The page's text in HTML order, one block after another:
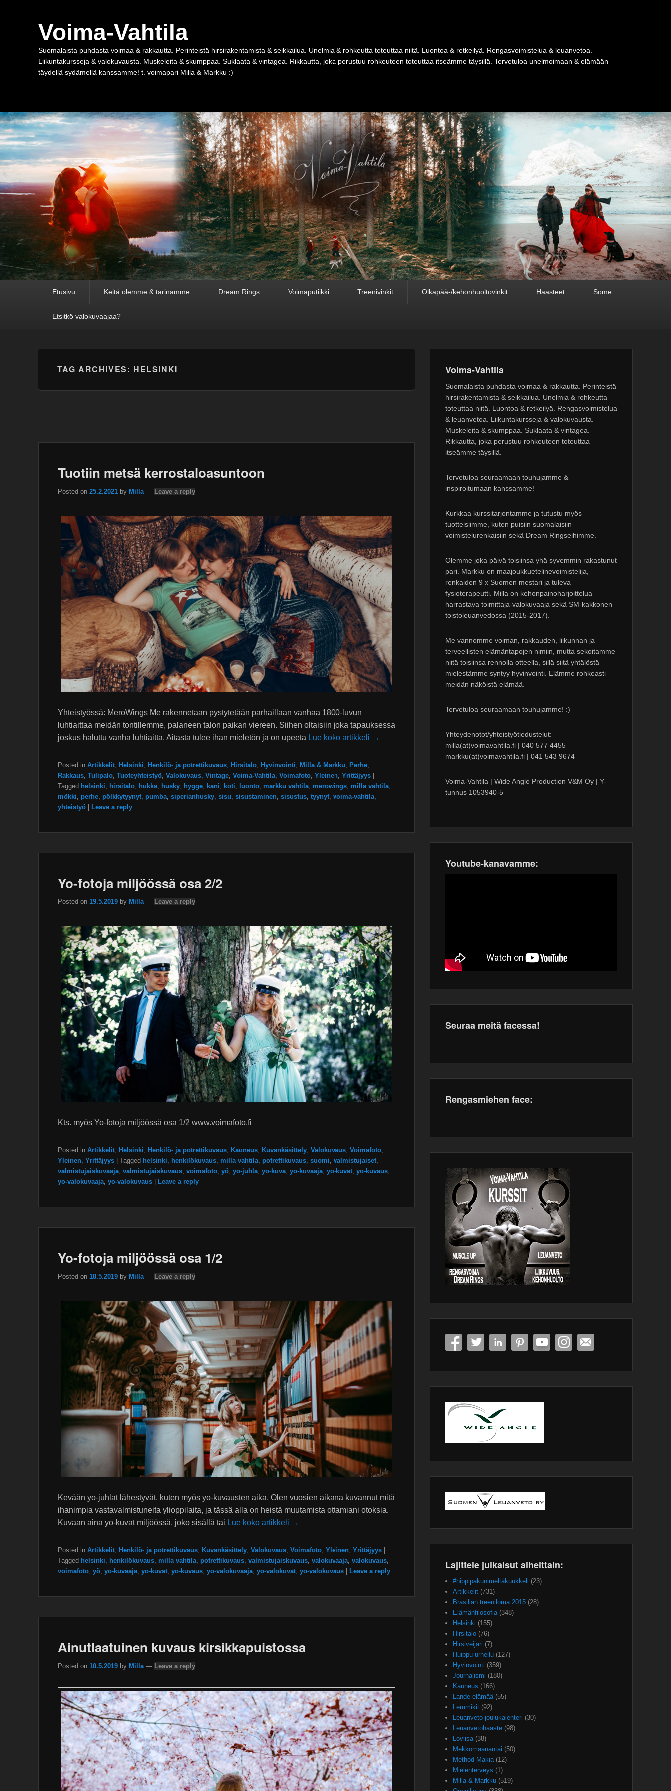
Voima-Vahtila
Suomalaista puhdasta voimaa & rakkautta. Perinteistä hirsirakentamista & seikkailua. Unelmia & rohkeutta toteuttaa niitä. Luontoa & retkeilyä. Rengasvoimistelua & leuanvetoa.
Liikuntakursseja & valokuvausta. Muskeleita & skumppaa. Suklaata & vintagea. Rikkautta, joka perustuu rohkeuteen toteuttaa itseämme täysillä. Tervetuloa unelmoimaan & elämään
täydellä sydämellä kanssamme! t. voimapari Milla & Markku :)
Etusivu Keitä olemme & tarinamme Dream Rings Voimaputiikki Treenivinkit Olkapää-/kehonhuoltovinkit Haasteet Some
Etsitkö valokuvaajaa?
TAG ARCHIVES: HELSINKI
Tuotiin metsä kerrostaloasuntoon
Posted on 25.2.2021 by Milla — Leave a reply
Yhteistyössä: MeroWings Me rakennetaan pystytetään parhaillaan vanhaa 1800-luvun
luhtiaittaa meidän tontillemme, palaneen talon paikan viereen. Siihen oltaisiin joka tapauksessa
joskus haluttu vanha luhtiaitta. Aitasta tulee ihan mieletön ja on upeeta Lue koko artikkeli →
Posted in Artikkelit Helsinki Henkilö- ja potrettikuvaus Hirsitalo Hyvinvointi Milla & Markku Perhe
Rakkaus Tulipalo Tuoteyhteistyö Valokuvaus Vintage Voima-Vahtila Voimafoto Yleinen Yrittäjyys
Tagged helsinki hirsitalo hukka husky hygge kani koti luonto markku vahtila merowings milla vahtila
mökki
perhe pölkkytyynyt pumba siperianhusky sisu sisustaminen sisustus tyynyt voima-vahtila
yhteistyö
Leave a reply
Yo-fotoja miljöössä osa 2/2
Posted on 19.5.2019 by Milla — Leave a reply
Kts. myös Yo-fotoja miljöössä osa 1/2 www.voimafoto.fi
Posted in Artikkelit Helsinki Henkilö- ja potrettikuvaus Kauneus Kuvankäsittely Valokuvaus Voimafoto
Yleinen Yrittäjyys Tagged helsinki henkilökuvaus milla vahtila potrettikuvaus suomi valmistujaiset
valmistujaiskuvaaja valmistujaiskuvaus voimafoto yö yo-juhla yo-kuva yo-kuvaaja yo-kuvat yo-kuvaus
yo-valokuvaaja yo-valokuvaus Leave a reply
Yo-fotoja miljöössä osa 1/2
Posted on 18.5.2019 by Milla — Leave a reply
Kevään yo-juhlat lähestyvät, kuten myös yo-kuvausten aika. Olen vuosien aikana kuvannut mitä
ihanimpia vastavalmistuneita ylioppilaita, ja tässä alla on heistä muutamista ottamiani otoksia.
Kuvaan aina yo-kuvat miljöössä, joko sisällä tai Lue koko artikkeli →
Posted in Artikkelit Henkilö- ja potrettikuvaus Kuvankäsittely Valokuvaus Voimafoto Yleinen Yrittäjyys
Tagged helsinki henkilökuvaus milla vahtila potrettikuvaus valmistujaiskuvaus valokuvaaja valokuvaus
voimafoto yö yo-kuvaaja yo-kuvat yo-kuvaus yo-valokuvaaja yo-valokuvat yo-valokuvaus Leave a reply
Ainutlaatuinen kuvaus kirsikkapuistossa
Posted on 10.5.2019 by Milla — Leave a reply
Voima-Vahtila
Suomalaista puhdasta voimaa & rakkautta. Perinteistä
hirsirakentamista & seikkailua. Unelmia & rohkeutta
toteuttaa niitä. Luontoa & retkeilyä. Rengasvoimistelua
& leuanvetoa. Liikuntakursseja & valokuvausta.
Muskeleita & skumppaa. Suklaata & vintagea.
Rikkautta, joka perustuu rohkeuteen toteuttaa
itseämme täysillä.
Tervetuloa seuraamaan touhujamme &
inspiroitumaan kanssamme!
Kurkkaa kurssitarjontamme ja tutustu myös
tuotteisiimme, kuten puisiin suomalaisiin
voimistelurenkaisiin sekä Dream Ringseihimme.
Olemme joka päivä toisiinsa yhä syvemmin rakastunut
pari. Markku on maajoukkuetelinevoimistelija,
renkaiden 9 x Suomen mestari ja tuleva
fysioterapeutti. Milla on kehonpainoharjoittelua
harrastava toimittaja-valokuvaaja sekä SM-kakkonen
toistoleuanvedossa (2015-2017).
Me vannomme voiman, rakkauden, liikunnan ja
terveellisten elämäntapojen nimiin, mutta sekoitamme
niitä toisiinsa rennolla otteella, sillä siitä yhtälöstä
mielestämme syntyy hyvinvointi. Elämme rohkeasti
meidän näköistä elämää.
Tervetuloa seuraamaan touhujamme! :)
Yhteydenotot/yhteistyötiedustelut:
milla(at)voimavahtila.fi | 040 577 4455
markku(at)voimavahtila.fi | 041 543 9674
Voima-Vahtila | Wide Angle Production V&M Oy | Y-
tunnus 1053940-5
Youtube-kanavamme:
Seuraa meitä facessa!
WordPress
Rengasmiehen face:
WordPress
Lajittele julkaisut aiheittain:
#hippipakunimeltäkuukkeli (23)
Artikkelit (731)
Brasilian treeniloma 2015 (28)
Elämänfilosofia (348)
Helsinki (155)
Hirsitalo (76)
Hirsiveijari (7)
Huippu-urheilu (127)
Hyvinvointi (359)
Journalismi (180)
Kauneus (166)
Lande-elämää (55)
Lemmikit (92)
Leuanveto-joulukalenteri (30)
Leuanvetohaaste (98)
Loviisa (38)
Mekkomaanantai (50)
Method Makia (12)
Mielenterveys (1)
Milla & Markku (519)